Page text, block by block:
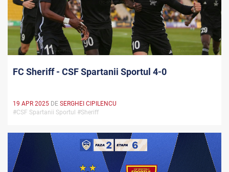
FC Sheriff - CSF Spartanii Sportul 4-0
19 APR 2025 DE SERGHEI CIPILENCU
#CSF Spartanii Sportul #Sheriff